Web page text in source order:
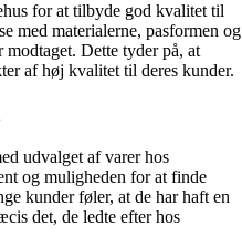
for at tilbyde god kvalitet til
med materialerne, pasformen og
modtaget. Dette tyder på, at
af høj kvalitet til deres kunder.
udvalget af varer hos
og muligheden for at finde
kunder føler, at de har haft en
det, de ledte efter hos